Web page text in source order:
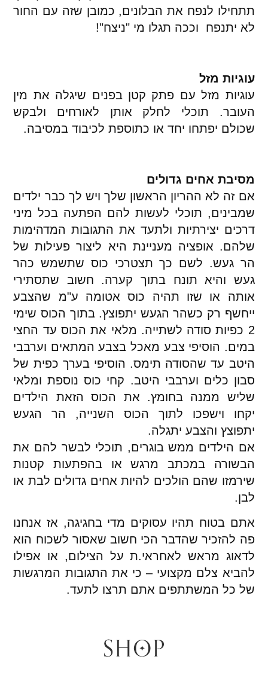
תתחילו לנפח את הבלונים, כמובן שזה עם החור
לא יתנפח וככה תגלו מי "ניצח"!
עוגיות מזל
עוגיות מזל עם פתק קטן בפנים שיגלה את מין
העובר. תוכלי לחלק אותן לאורחים ולבקש
שכולם יפתחו יחד או כתוספת לכיבוד במסיבה.
מסיבת אחים גדולים
אם זה לא ההריון הראשון שלך ויש לך כבר ילדים
שמבינים, תוכלי לעשות להם הפתעה בכל מיני
דרכים יצירתיות ולתעד את התגובות המדהימות
שלהם. אופציה מעניינת היא ליצור פעילות של
הר געש. לשם כך תצטרכי כוס שתשמש כהר
געש והיא תונח בתוך קערה. חשוב שתסתירי
אותה או שזו תהיה כוס אטומה ע"מ שהצבע
ייחשף רק כשהר הגעש יתפוצץ. בתוך הכוס שימי
2 כפיות סודה לשתייה. מלאי את הכוס עד החצי
במים. הוסיפי צבע מאכל בצבע המתאים וערבבי
היטב עד שהסודה תימס. הוסיפי בערך כפית של
סבון כלים וערבבי היטב. קחי כוס נוספת ומלאי
שליש ממנה בחומץ. את הכוס הזאת הילדים
יקחו וישפכו לתוך הכוס השנייה, הר הגעש
יתפוצץ והצבע יתגלה.
אם הילדים ממש בוגרים, תוכלי לבשר להם את
הבשורה במכתב מרגש או בהפתעות קטנות
שירמזו שהם הולכים להיות אחים גדולים לבת או
לבן.
אתם בטוח תהיו עסוקים מדי בחגיגה, אז אנחנו
פה להזכיר שהדבר הכי חשוב שאסור לשכוח הוא
לדאוג מראש לאחראי.ת על הצילום, או אפילו
להביא צלם מקצועי – כי את התגובות המרגשות
של כל המשתתפים אתם תרצו לתעד.